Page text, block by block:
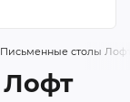
Письменные столы